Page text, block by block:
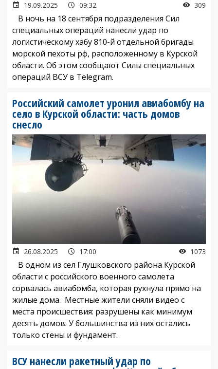
19.09.2025 09:32 309
В ночь на 18 сентября подразделения Сил
специальных операций нанесли удар по
логистическому хабу 810-й отдельной бригады
морской пехоты рф, расположенному в Курской
области. Об этом сообщают Силы специальных
операций ВСУ в Telegram.
Российский самолет уронил авиабомбу на
село в Курской области: часть домов
снесло
26.08.2025 17:00 1073
В одном из сел Глушковского района Курской
области с российского военного самолета
сорвалась авиабомба, которая рухнула прямо на
жилые дома. Местные жители сняли видео с
места происшествия: разрушены как минимум
десять домов. У большинства из них остались
только стены и фундамент.
ВСУ нанесли ракетный удар по